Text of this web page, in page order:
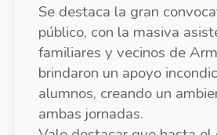
Se destaca la gran
público, con la masiva
familiares y vecinos de
brindaron un apoyo
alumnos, creando un
ambas jornadas.